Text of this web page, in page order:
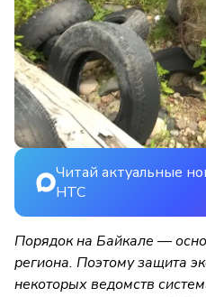
Читай актуальные
НТС
Порядок на Байкале —
региона. Поэтому защита
некоторых ведомств